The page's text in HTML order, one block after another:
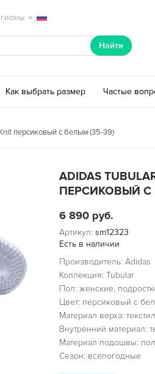
Найти
Как выбрать размер Частые
персиковый с белым (35-39)
ADIDAS
ПЕРСИКОВЫЙ С
6 890 руб.
Артикул: sm12323
Есть в наличии
Производитель: Adidas
Коллекция: Tubular
Пол: женские,
Цвет: персиковый с
Материал верха:
Внутренний материал:
Материал подошвы:
Сезон: всепогодные